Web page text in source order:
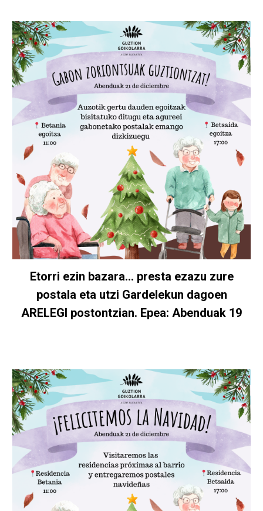
Etorri ezin bazara... presta ezazu zure
postala eta utzi Gardelekun dagoen
ARELEGI postontzian. Epea: Abenduak 19